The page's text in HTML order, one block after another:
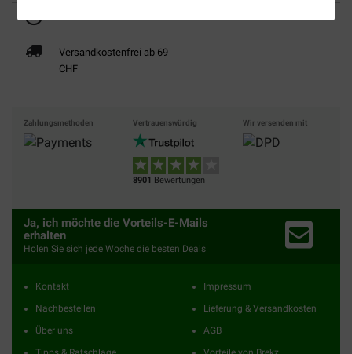
Versandkostenfrei ab 69
CHF
Zahlungsmethoden Vertrauenswürdig
8901 Bewertungen
Wir versenden mit
Ja, ich möchte die Vorteils-E-Mails
erhalten
Holen Sie sich jede Woche die besten Deals
Kontakt
Nachbestellen
Über uns
Impressum
Lieferung & Versandkosten
AGB